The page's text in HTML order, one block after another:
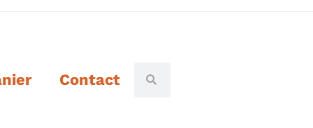
Contact